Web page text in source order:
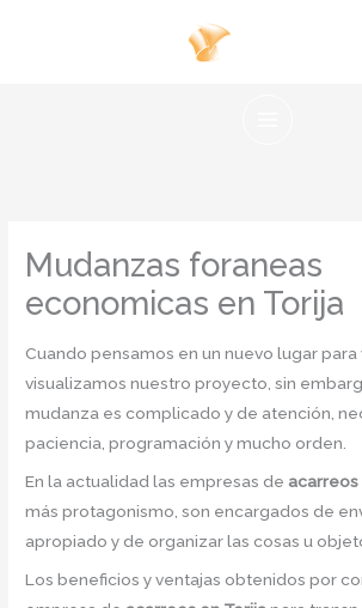
Mudanzas foraneas
economicas en Torija
Cuando pensamos en un nuevo lugar para
visualizamos nuestro proyecto, sin
mudanza es complicado y de atención,
paciencia, programación y mucho orden.
En la actualidad las empresas de acarreos
más protagonismo, son encargados de
apropiado y de organizar las cosas u
Los beneficios y ventajas obtenidos por